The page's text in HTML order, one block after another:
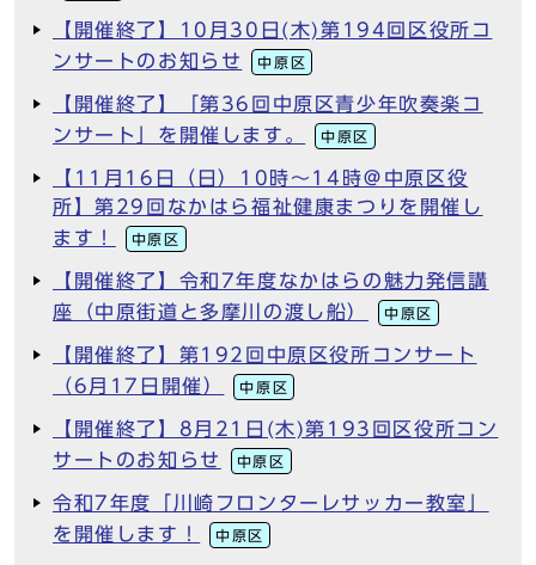
【開催終了】10月30日(木)第194回区役所コ
ンサートのお知らせ
中原区
【開催終了】「第36回中原区青少年吹奏楽コ
ンサート」を開催します。
中原区
【11月16日（日）10時～14時＠中原区役
所】第29回なかはら福祉健康まつりを開催し
ます！
中原区
【開催終了】令和7年度なかはらの魅力発信講
座（中原街道と多摩川の渡し船）
中原区
【開催終了】第192回中原区役所コンサート
（6月17日開催）
中原区
【開催終了】8月21日(木)第193回区役所コン
サートのお知らせ
中原区
令和7年度「川崎フロンターレサッカー教室」
を開催します！
中原区